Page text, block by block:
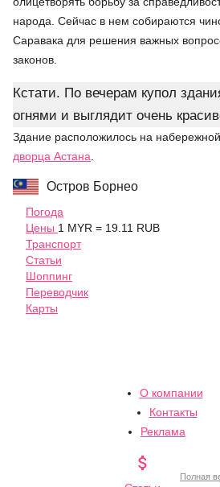
народа. Сейчас в нем собираются
Саравака для решения важных
законов.
Кстати. По вечерам купол
огнями и выглядит очень
Здание расположилось на набережной
дворца Астана
Остров Борнео
Погода
Цены 1 MYR = 19.11 RUB
Транспорт
Статьи
Шоппинг
Переводчик
Карты
О компании
Контакты
Реклама

Полная